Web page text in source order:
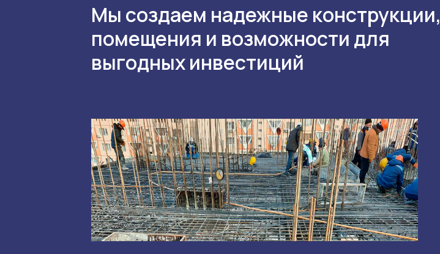
Мы создаем надежные конструкции,
помещения и возможности для
выгодных инвестиций